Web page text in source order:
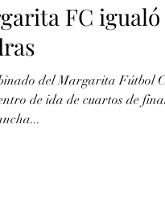
FC
del Margarita Fútbol
de ida de cuartos de